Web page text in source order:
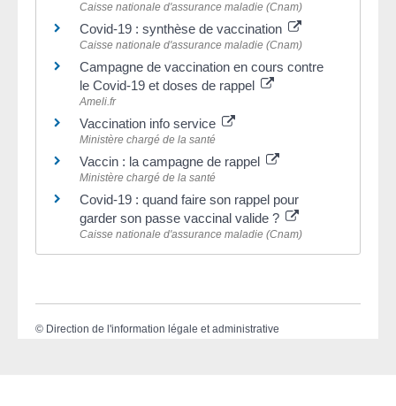
Caisse nationale d'assurance maladie (Cnam)
Covid-19 : synthèse de vaccination
Caisse nationale d'assurance maladie (Cnam)
Campagne de vaccination en cours contre
le Covid-19 et doses de rappel
Ameli.fr
Vaccination info service
Ministère chargé de la santé
Vaccin : la campagne de rappel
Ministère chargé de la santé
Covid-19 : quand faire son rappel pour
garder son passe vaccinal valide ?
Caisse nationale d'assurance maladie (Cnam)
© Direction de l'information légale et administrative